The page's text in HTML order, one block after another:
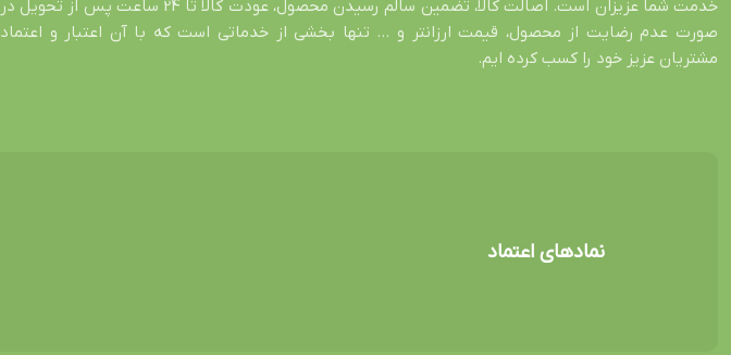
خدمت شما عزیزان است. اصالت کالا، تضمین سالم رسیدن محصول، عودت کالا تا 24 ساعت پس از تحویل در
صورت عدم رضایت از محصول، قیمت ارزانتر و … تنها بخشی از خدماتی است که با آن اعتبار و اعتماد
مشتریان عزیز خود را کسب کرده ایم.
نمادهای اعتماد